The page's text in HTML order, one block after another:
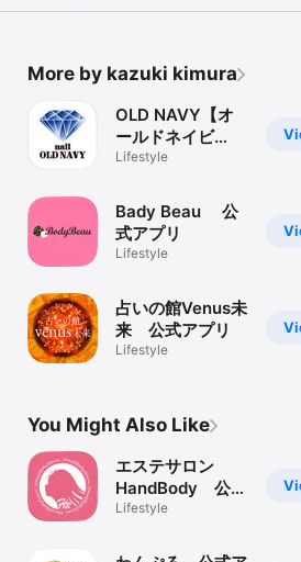
More by kazuki kimura
OLD NAVY【オ
ールドネイビ
ー】 公式アプリ
Lifestyle
Bady Beau 公
式アプリ
Lifestyle
占いの館Venus未
来 公式アプリ
Lifestyle
You Might Also Like
エステサロン
HandBody 公式
アプリ
Lifestyle